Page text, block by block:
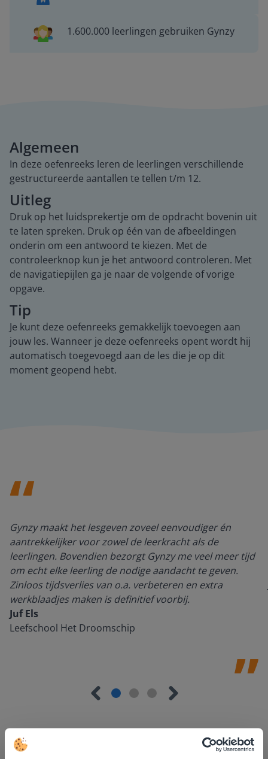
1.600.000 leerlingen gebruiken Gynzy
Algemeen
In deze oefenreeks leren de leerlingen verschillende
gestructureerde aantallen te tellen t/m 12.
Uitleg
Druk op het luidsprekertje om de opdracht bovenin uit
te laten spreken. Druk op één van de afbeeldingen
onderin om een antwoord te kiezen. Met de
controleerknop kun je het antwoord controleren. Met
de navigatiepijlen ga je naar de volgende of vorige
opgave.
Tip
Je kunt deze oefenreeks gemakkelijk toevoegen aan
jouw les. Wanneer je deze oefenreeks opent wordt hij
automatisch toegevoegd aan de les die je op dit
moment geopend hebt.
Gynzy maakt het lesgeven zoveel eenvoudiger én
aantrekkelijker voor zowel de leerkracht als de
leerlingen. Bovendien bezorgt Gynzy me veel meer tijd
om echt elke leerling de nodige aandacht te geven.
Zinloos tijdsverlies van o.a. verbeteren en extra
werkblaadjes maken is definitief voorbij.
Juf Els
Leefschool Het Droomschip